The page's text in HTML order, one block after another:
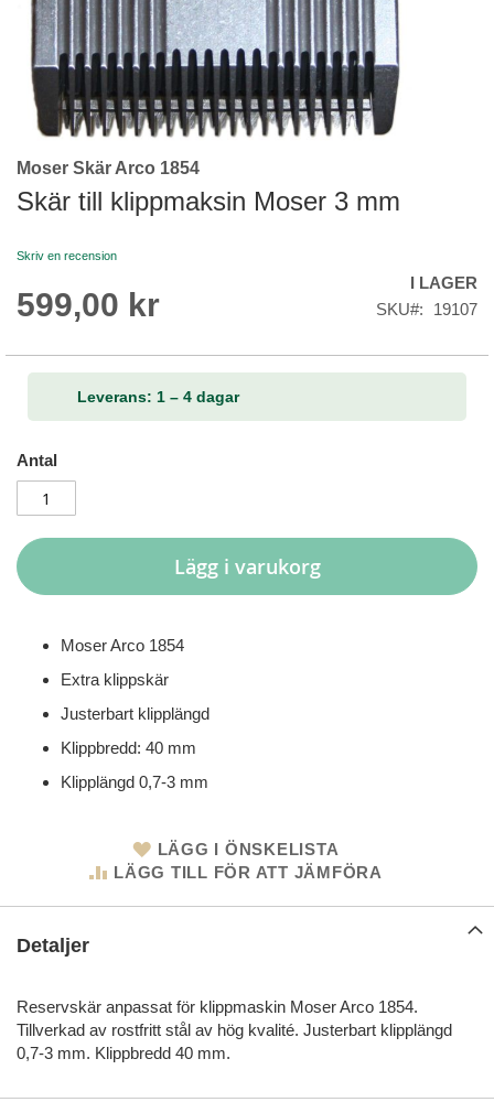
Skip
to
the
of
images
Moser Skär Arco 1854
Skär till klippmaksin Moser 3 mm
Skriv en recension
599,00 kr
I LAGER
SKU
19107
Leverans: 1 – 4 dagar
Antal
Lägg i varukorg
Moser Arco 1854
Extra klippskär
Justerbart klipplängd
Klippbredd: 40 mm
Klipplängd 0,7-3 mm
LÄGG I ÖNSKELISTA
LÄGG TILL FÖR ATT JÄMFÖRA
Detaljer
Reservskär anpassat för klippmaskin Moser Arco 1854.
Tillverkad av rostfritt stål av hög kvalité. Justerbart klipplängd
0,7-3 mm. Klippbredd 40 mm.